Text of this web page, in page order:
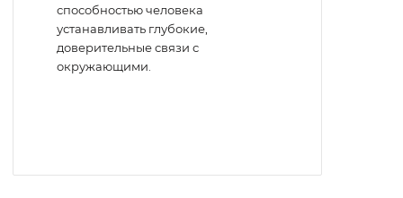
способностью человека
устанавливать глубокие,
доверительные связи с
окружающими.